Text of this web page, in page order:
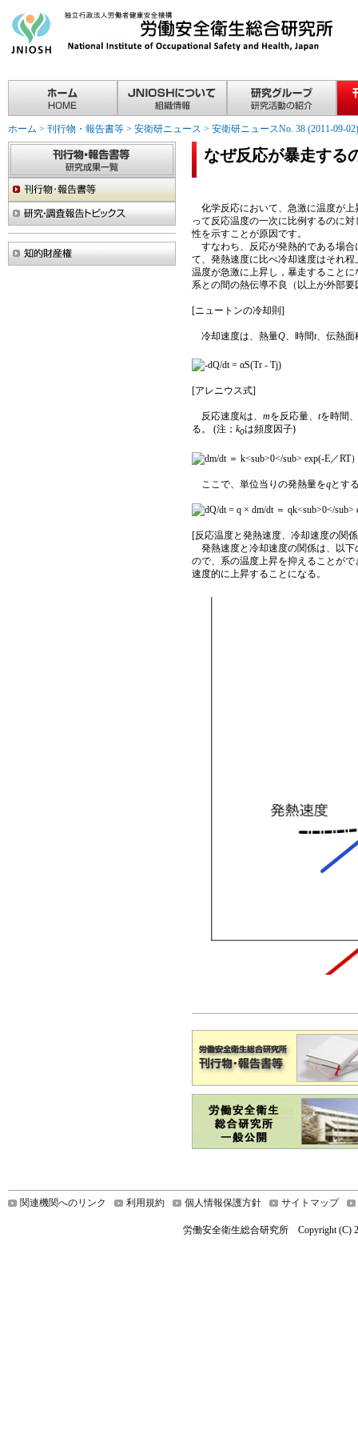
ホーム > 刊行物・報告書等 > 安衛研ニュース > 安衛研ニュースNo. 38 (2011-09-02)
なぜ反応が暴走する
化学反応において、急激に温度が上
って反応温度の一次に比例するのに
性を示すことが原因です。
すなわち、反応が発熱的である場合
て、発熱速度に比べ冷却速度はそれ
温度が急激に上昇し，暴走すること
系との間の熱伝導不良（以上が外部
[ニュートンの冷却則]
冷却速度は、熱量Q、時間t、伝熱面
[アレニウス式]
反応速度kは、 mを反応量、 tを時間、
る。 (注； k0は頻度因子)
ここで、単位当りの発熱量をqとす
[反応温度と発熱速度、冷却速度の関
発熱速度と冷却速度の関係は、以下
ので、系の温度上昇を抑えることが
速度的に上昇することになる。
関連機関へのリンク 利用規約 個人情報保護方針 サイトマップ
労働安全衛生総合研究所 Copyright (C)